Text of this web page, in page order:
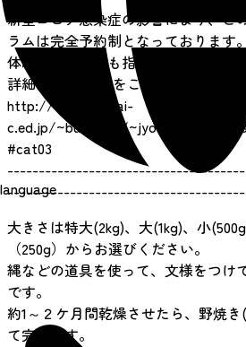
language
新型コロナ感染症の影響により、こ
ラムは完全予約制となっております。
体験できる日程も指定日となってお
詳細は下記のHPをご覧ください。
http://www.sendai-
c.ed.jp/~bunkazai/~jyoumon/
#cat03
大きさは特大(2kg)、大(1kg)、小
（250g）からお選びください。
縄などの道具を使って、文様をつけ
です。
約1～２ケ月間乾燥させたら、野焼
て完成です。